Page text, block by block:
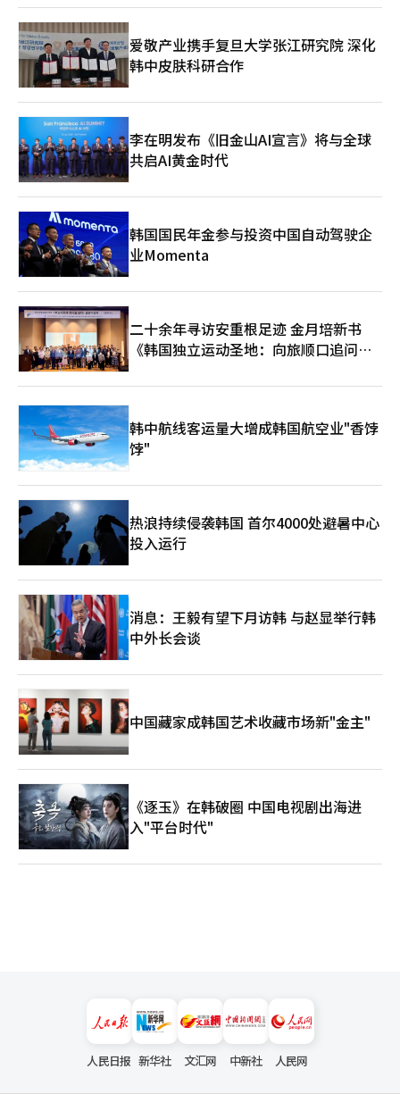
涨。据路透社和彭博社报道，香港航空自本月12日起将燃油附加费
提高了35.2%。印度航空也开始对国内航线和中东航线增加附加
费，北美航线的燃油附加费提高到200美元，比之前高出50美元。
澳大利亚的澳航也计划将国际航线票价平均提高约5%以反映航空
燃油价格上涨。航空业界认为，如果国际油价和汇率波动持续，机
票价格上涨压力可能会持续。由于燃料成本在航空公司成本结构中
占比大，油价上涨会同时影响机票价格和盈利能力。业内人士表
示：“如果航空燃油价格持续上涨，不仅燃油附加费，机票运费也
可能受到影响。在油价和汇率波动同时加剧的情况下，航空公司的
成本管理压力也会增加。”※ 本报道经人工智能（AI）系统翻译与
编辑。
爱敬产业携手复旦大学张江研究院 深化
韩中皮肤科研合作
李在明发布《旧金山AI宣言》将与全球
共启AI黄金时代
韩国国民年金参与投资中国自动驾驶企
业Momenta
二十余年寻访安重根足迹 金月培新书
《韩国独立运动圣地：向旅顺口追问历
韩中航线客运量大增成韩国航空业"香饽
饽"
热浪持续侵袭韩国 首尔4000处避暑中心
投入运行
消息：王毅有望下月访韩 与赵显举行韩
中外长会谈
中国藏家成韩国艺术收藏市场新"金主"
《逐玉》在韩破圈 中国电视剧出海进
入"平台时代"
人民日报 新华社 文汇网 中新社 人民网